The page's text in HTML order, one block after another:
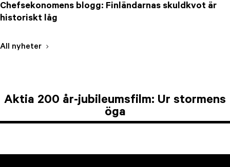
Chefsekonomens blogg: Finländarnas skuldkvot är
historiskt låg
All nyheter
Aktia 200 år-jubileumsfilm: Ur stormens
öga